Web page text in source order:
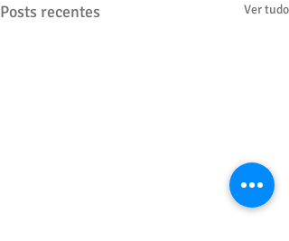
Posts recentes Ver tudo